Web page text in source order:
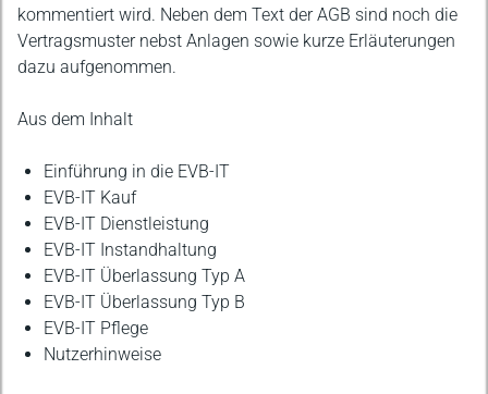
kommentiert wird. Neben dem Text der AGB sind noch die
Vertragsmuster nebst Anlagen sowie kurze Erläuterungen
dazu aufgenommen.
Aus dem Inhalt
Einführung in die EVB-IT
EVB-IT Kauf
EVB-IT Dienstleistung
EVB-IT Instandhaltung
EVB-IT Überlassung Typ A
EVB-IT Überlassung Typ B
EVB-IT Pflege
Nutzerhinweise